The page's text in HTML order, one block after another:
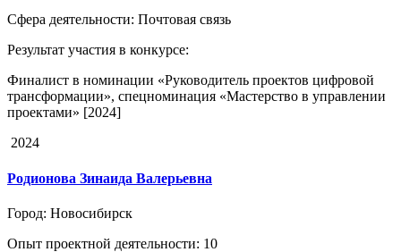
Сфера деятельности: Почтовая связь
Результат участия в конкурсе:
Финалист в номинации «Руководитель проектов цифровой
трансформации», спецноминация «Мастерство в управлении
проектами» [2024]
2024
Родионова Зинаида Валерьевна
Город: Новосибирск
Опыт проектной деятельности: 10